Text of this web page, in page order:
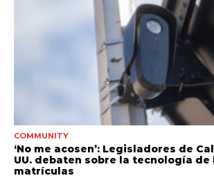
COMMUNITY
‘No me acosen’: Legisladores de
UU. debaten sobre la tecnología
matrículas